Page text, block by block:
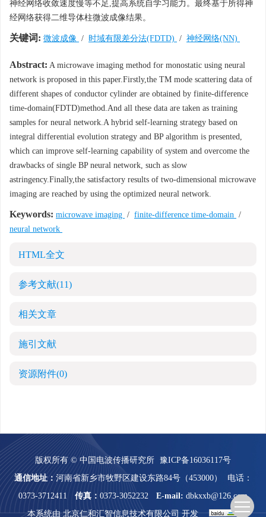
神经网络收敛速度慢等不足,提高系统自学习能力。最终基于所得神
经网络获得二维导体柱微波成像结果。
关键词: 微波成像 / 时域有限差分法(FDTD) / 神经网络(NN)
Abstract: A microwave imaging method for monostatic using neural
network is proposed in this paper.Firstly,the TM mode scattering data of
different shapes of conductor cylinder are obtained by finite-difference
time-domain(FDTD)method.And all these data are taken as training
samples for neural network.A hybrid self-learning strategy based on
integral differential evolution strategy and BP algorithm is presented,
which can improve self-learning capability of system and overcome the
drawbacks of single BP neural network, such as slow
astringency.Finally,the satisfactory results of two-dimensional microwave
imaging are reached by using the optimized neural network.
Keywords: microwave imaging / finite-difference time-domain /
neural network
HTML全文
参考文献(11)
相关文章
施引文献
资源附件(0)
版权所有 © 中国电波传播研究所 豫ICP备16036117号
通信地址： 河南省新乡市牧野区建设东路84号（453000）
电话：
0373-3712411
传真： 0373-3052232 E-mail: dbkxxb@126.com
本系统由北京仁和汇智信息技术有限公司 开发